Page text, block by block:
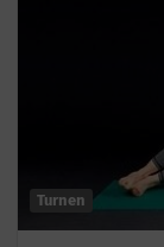
Turnen